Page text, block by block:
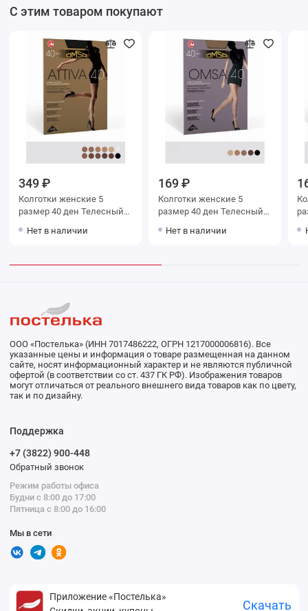
С этим товаром покупают
349 ₽
Колготки женские 5
размер 40 ден Телесный
Нет в наличии
169 ₽
Колготки женские 5
размер 40 ден Телесный
Нет в наличии
ООО «Постелька» (ИНН 7017486222, ОГРН 1217000006816). Все
указанные цены и информация о товаре размещенная на данном
сайте, носят информационный характер и не являются публичной
офертой (в соответствии со ст. 437 ГК РФ). Изображения товаров
могут отличаться от реального внешнего вида товаров как по цвету,
так и по дизайну.
Поддержка
+7 (3822) 900-448
Обратный звонок
Режим работы офиса
Будни с 8:00 до 17:00
Пятница с 8:00 до 16:00
Мы в сети
Приложение «Постелька»
Скачать